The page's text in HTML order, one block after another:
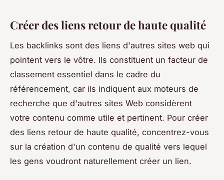
Créer des liens retour de haute qualité
Les backlinks sont des liens d'autres sites web qui
pointent vers le vôtre. Ils constituent un facteur de
classement essentiel dans le cadre du
référencement, car ils indiquent aux moteurs de
recherche que d'autres sites Web considèrent
votre contenu comme utile et pertinent. Pour créer
des liens retour de haute qualité, concentrez-vous
sur la création d'un contenu de qualité vers lequel
les gens voudront naturellement créer un lien.